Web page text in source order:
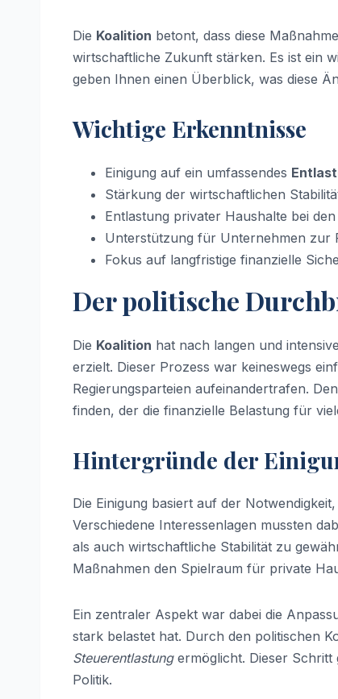
Die Koalition betont, dass diese
wirtschaftliche Zukunft stärken. Es ist ein
geben Ihnen einen Überblick, was diese
Wichtige Erkenntnisse
Einigung auf ein umfassendes
Stärkung der wirtschaftlichen
Entlastung privater Haushalte bei
Unterstützung für Unternehmen zur
Fokus auf langfristige finanzielle
Der politische
Die Koalition hat nach langen und
erzielt. Dieser Prozess war keineswegs
Regierungsparteien aufeinandertrafen.
finden, der die finanzielle Belastung für
Hintergründe der
Die Einigung basiert auf der
Verschiedene Interessenlagen mussten
als auch wirtschaftliche Stabilität zu
Maßnahmen den Spielraum für private
Ein zentraler Aspekt war dabei die
stark belastet hat. Durch den politischen
Steuerentlastungermöglicht. Dieser Schritt
Politik.